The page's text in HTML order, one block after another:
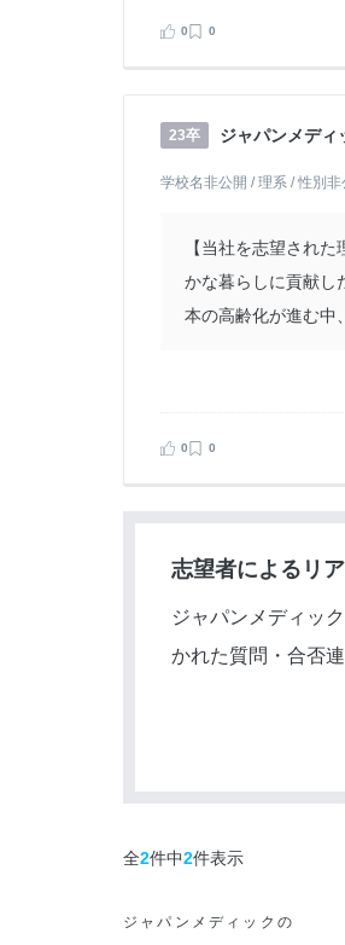
0 0
23卒 ジャパンメディ
学校名非公開 / 理系 / 性別非
【当社を志望され
かな暮らしに貢献し
本の高齢化が進む中
0 0
志望者によるリ
ジャパンメディッ
かれた質問・合否
全2件中2件表示
ジャパンメディックの